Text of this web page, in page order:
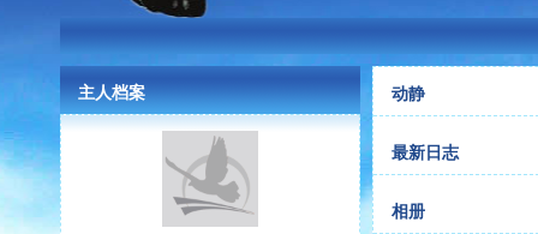
主人档案 动静
最新日志
相册